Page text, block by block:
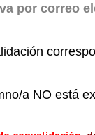
por correo
a NO está